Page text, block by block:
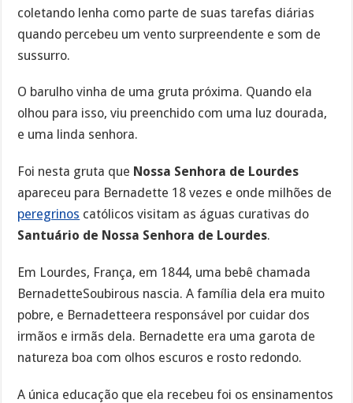
coletando lenha como parte de suas tarefas diárias
quando percebeu um vento surpreendente e som de
sussurro.
O barulho vinha de uma gruta próxima. Quando ela
olhou para isso, viu preenchido com uma luz dourada,
e uma linda senhora.
Foi nesta gruta que Nossa Senhora de Lourdes
apareceu para Bernadette 18 vezes e onde milhões de
peregrinos católicos visitam as águas curativas do
Santuário de Nossa Senhora de Lourdes.
Em Lourdes, França, em 1844, uma bebê chamada
BernadetteSoubirous nascia. A família dela era muito
pobre, e Bernadetteera responsável por cuidar dos
irmãos e irmãs dela. Bernadette era uma garota de
natureza boa com olhos escuros e rosto redondo.
A única educação que ela recebeu foi os ensinamentos